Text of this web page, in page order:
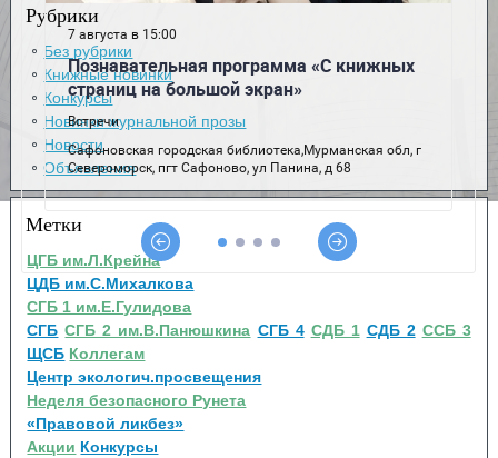
Рубрики
Без рубрики
Книжные новинки
Конкурсы
Новинки журнальной прозы
Новости
Объявления
Метки
ЦГБ им.Л.Крейна
ЦДБ им.С.Михалкова
СГБ 1 им.Е.Гулидова
СГБ СГБ 2 им.В.Панюшкина СГБ 4 СДБ 1 СДБ 2 ССБ 3
ЩСБ Коллегам
Центр экологич.просвещения
Неделя безопасного Рунета
«Правовой ликбез»
Акции Конкурсы